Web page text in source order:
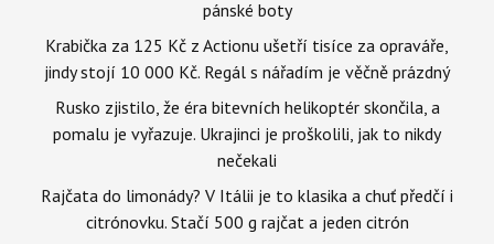
pánské boty
Krabička za 125 Kč z Actionu ušetří tisíce za opraváře,
jindy stojí 10 000 Kč. Regál s nářadím je věčně prázdný
Rusko zjistilo, že éra bitevních helikoptér skončila, a
pomalu je vyřazuje. Ukrajinci je proškolili, jak to nikdy
nečekali
Rajčata do limonády? V Itálii je to klasika a chuť předčí i
citrónovku. Stačí 500 g rajčat a jeden citrón